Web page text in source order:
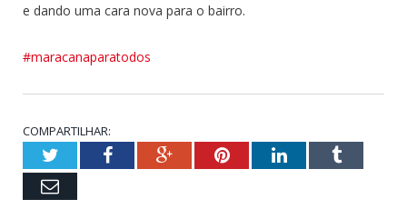
e dando uma cara nova para o bairro.
#maracanaparatodos
COMPARTILHAR:
TwitterFacebookGoogle+PinterestLinkedInTumblr
Email